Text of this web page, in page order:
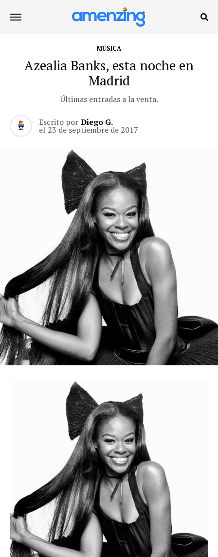
MÚSICA
Azealia Banks, esta noche en
Madrid
Últimas entradas a la venta.
Escrito por Diego G.
el 23 de septiembre de 2017